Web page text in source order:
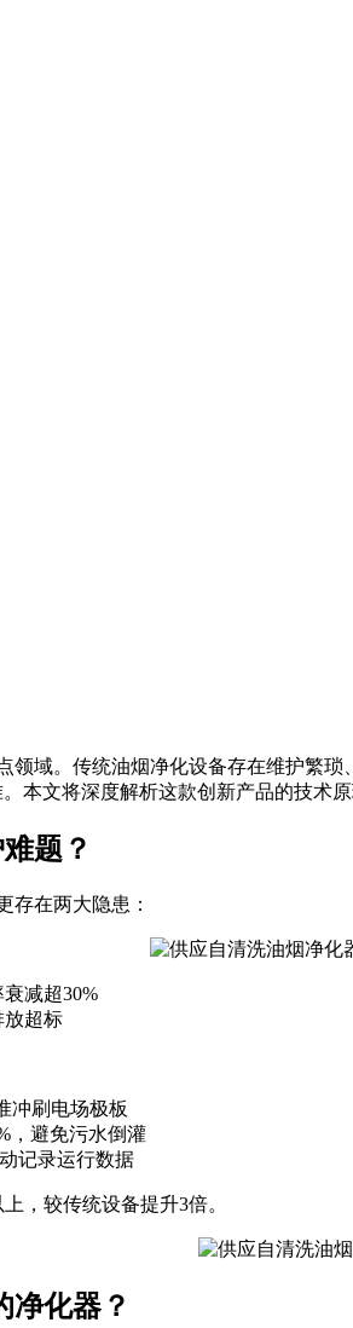
域。传统油烟净化设备存在维护繁
本文将深度解析这款创新产品的技术
题？
存在两大隐患：
减超30%
放超标
冲刷电场极板
，避免污水倒灌
记录运行数据
，较传统设备提升3倍。
净化器？